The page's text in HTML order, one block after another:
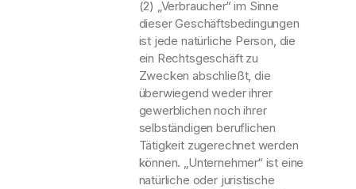
(2) „Verbraucher“ im Sinne
dieser Geschäftsbedingungen
ist jede natürliche Person, die
ein Rechtsgeschäft zu
Zwecken abschließt, die
überwiegend weder ihrer
gewerblichen noch ihrer
selbständigen beruflichen
Tätigkeit zugerechnet werden
können. „Unternehmer“ ist eine
natürliche oder juristische